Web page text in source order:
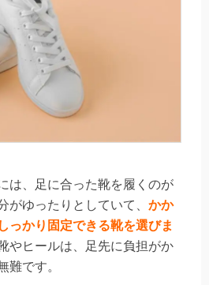
は、足に合った靴を履くのが
がゆったりとしていて、 かか
っかり固定できる靴を選びま
やヒールは、足先に負担がか
難です。